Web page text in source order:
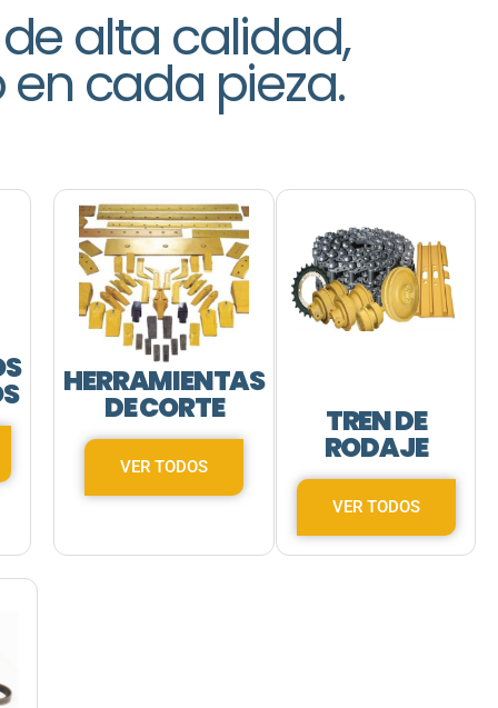
alta calidad,
cada pieza.
HERRAMIENTAS
DE CORTE
VER TODOS
TREN DE
RODAJE
VER TODOS